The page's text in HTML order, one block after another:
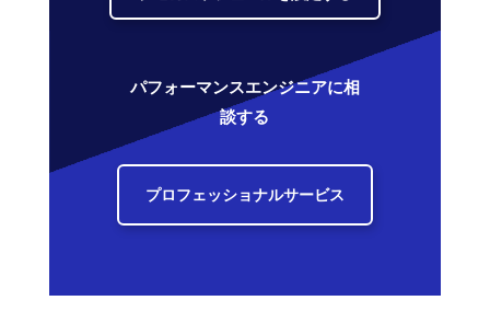
パフォーマンスエンジニアに相
談する
プロフェッショナルサービス